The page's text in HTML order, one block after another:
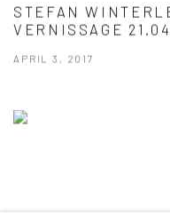
STEFAN
VERNISSAGE
APRIL 3, 2017